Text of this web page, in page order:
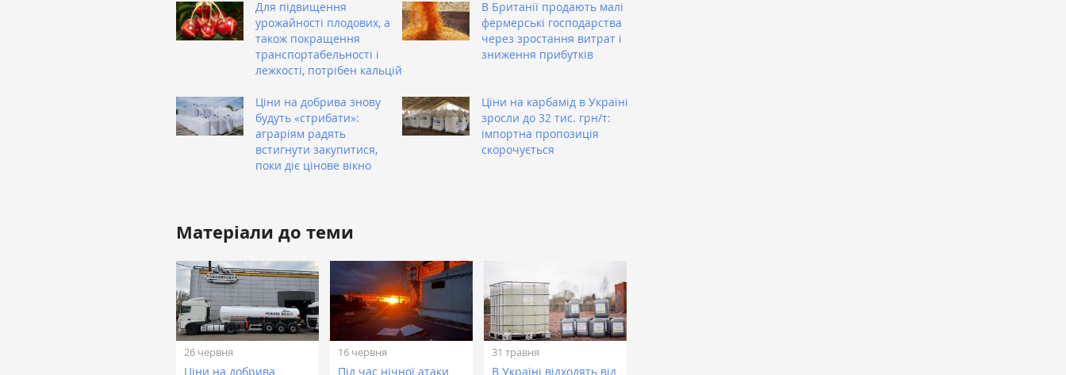
Для підвищення
урожайності плодових, а
також покращення
транспортабельності і
лежкості, потрібен кальцій
В Британії продають малі
фермерські господарства
через зростання витрат і
зниження прибутків
Ціни на добрива знову
будуть «стрибати»:
аграріям радять
встигнути закупитися,
поки діє цінове вікно
Ціни на карбамід в Україні
зросли до 32 тис. грн/т:
імпортна пропозиція
скорочується
Матеріали до теми
26 червня
Ціни на добрива
16 червня
Під час нічної атаки
31 травня
В Україні відходять від